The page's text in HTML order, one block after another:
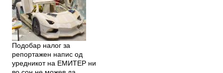
Подобар налог за
репортажен напис од
уредникот на ЕМИТЕР ни